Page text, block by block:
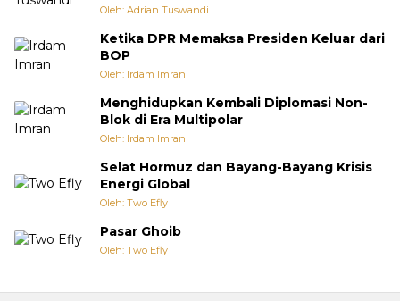
Oleh: Adrian Tuswandi
Ketika DPR Memaksa Presiden Keluar dari
BOP
Oleh: Irdam Imran
Menghidupkan Kembali Diplomasi Non-
Blok di Era Multipolar
Oleh: Irdam Imran
Selat Hormuz dan Bayang-Bayang Krisis
Energi Global
Oleh: Two Efly
Pasar Ghoib
Oleh: Two Efly